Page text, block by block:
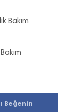
Bakım
Beğenin